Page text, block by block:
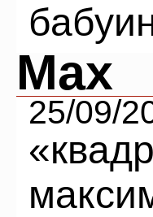
Max
25/09/